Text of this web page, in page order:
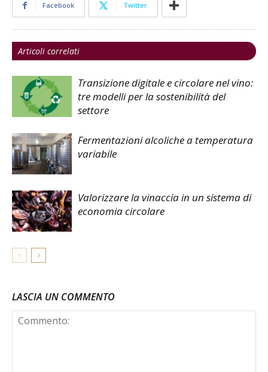
Facebook Twitter
Articoli correlati
Transizione digitale e circolare nel vino:
tre modelli per la sostenibilità del
settore
Fermentazioni alcoliche a temperatura
variabile
Valorizzare la vinaccia in un sistema di
economia circolare
LASCIA UN COMMENTO